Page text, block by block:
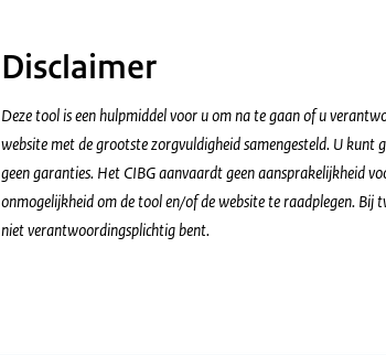
Disclaimer
Deze tool is een hulpmiddel voor u om na te gaan of u
website met de grootste zorgvuldigheid samengesteld. U kunt
geen garanties. Het CIBG aanvaardt geen aansprakelijkheid
onmogelijkheid om de tool en/of de website te raadplegen. Bij
niet verantwoordingsplichtig bent.